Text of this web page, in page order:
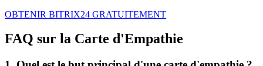
OBTENIR BITRIX24 GRATUITEMENT
FAQ sur la Carte d'Empathie